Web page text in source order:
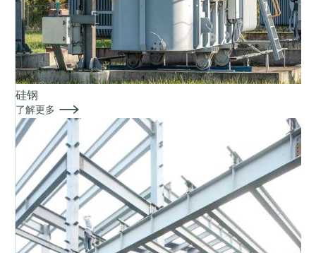
硅钢
了解更多 